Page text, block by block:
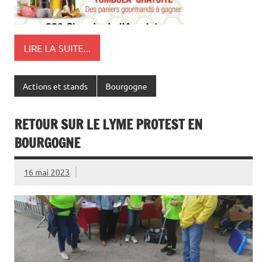
LIRE LA SUITE...
Actions et stands Bourgogne
RETOUR SUR LE LYME PROTEST EN
BOURGOGNE
16 mai 2023